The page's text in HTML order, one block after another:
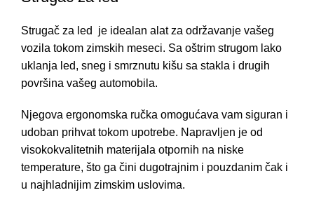
Strugač za led
je idealan alat za održavanje vašeg
vozila tokom zimskih meseci. Sa oštrim strugom lako
uklanja led, sneg i smrznutu kišu sa stakla i drugih
površina vašeg automobila.
Njegova ergonomska ručka omogućava vam siguran i
udoban prihvat tokom upotrebe. Napravljen je od
visokokvalitetnih materijala otpornih na niske
temperature, što ga čini dugotrajnim i pouzdanim čak i
u najhladnijim zimskim uslovima.